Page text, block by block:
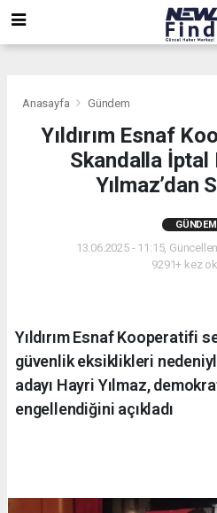
Anasayfa Gündem
Yıldırım Esnaf
Skandalla İptal
Yılmaz’dan
GÜNDEM
13.06.2025 - 11:15,
9291+ kez
Yıldırım Esnaf Kooperatifi
güvenlik eksiklikleri
adayı Hayri Yılmaz,
engellendiğini açıkladı